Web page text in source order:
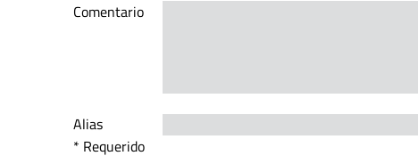
Comentario
Alias
* Requerido